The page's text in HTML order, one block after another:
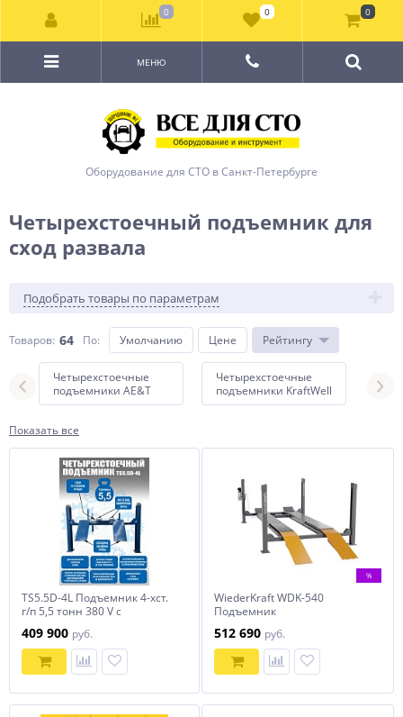
Оборудование для СТО в Санкт-Петербурге
МЕНЮ
Четырехстоечный подъемник для
сход развала
Подобрать товары по параметрам
Товаров: 64 По: Умолчанию Цене Рейтингу
Четырехстоечные
подъемники AE&T
Четырехстоечные
подъемники KraftWell
Показать все
TS5.5D-4L Подъемник 4-хст.
г/п 5,5 тонн 380 V с
409 900 руб.
%
WiederKraft WDK-540
Подъемник
развала-схождения г/п 4
тонны
512 690 руб.
0 0 0